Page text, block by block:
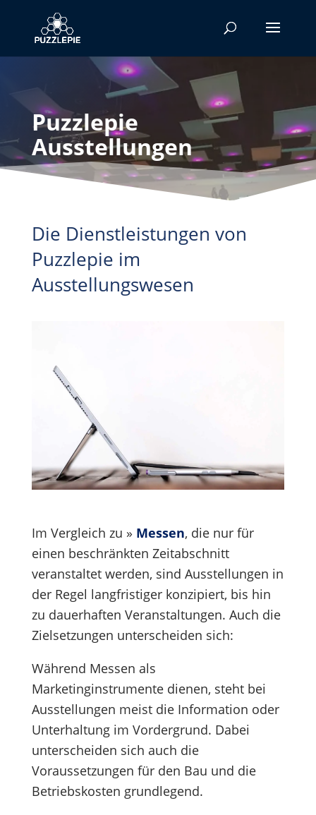
Puzzlepie
Ausstellungen
Die Dienstleistungen von
Puzzlepie im
Ausstellungswesen
Im Vergleich zu » Messen, die nur für
einen beschränkten Zeitabschnitt
veranstaltet werden, sind Ausstellungen in
der Regel langfristiger konzipiert, bis hin
zu dauerhaften Veranstaltungen. Auch die
Zielsetzungen unterscheiden sich:
Während Messen als
Marketinginstrumente dienen, steht bei
Ausstellungen meist die Information oder
Unterhaltung im Vordergrund. Dabei
unterscheiden sich auch die
Voraussetzungen für den Bau und die
Betriebskosten grundlegend.